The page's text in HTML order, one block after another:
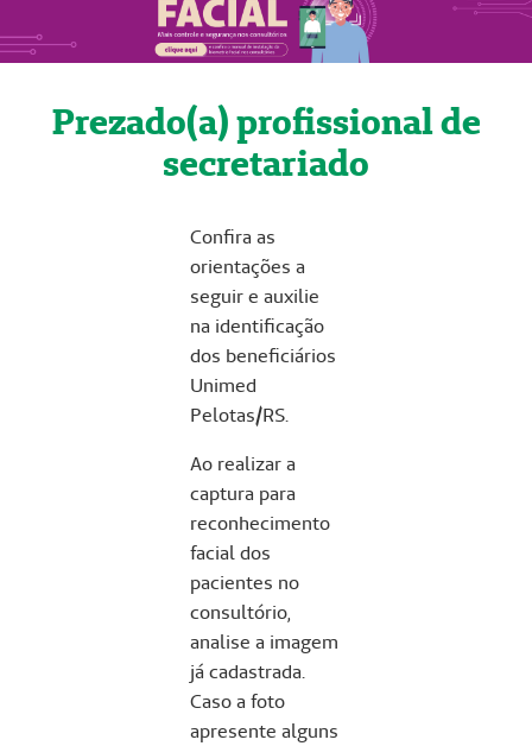
Prezado(a) profissional de
secretariado
Confira as
orientações a
seguir e auxilie
na identificação
dos beneficiários
Unimed
Pelotas/RS.
Ao realizar a
captura para
reconhecimento
facial dos
pacientes no
consultório,
analise a imagem
já cadastrada.
Caso a foto
apresente alguns